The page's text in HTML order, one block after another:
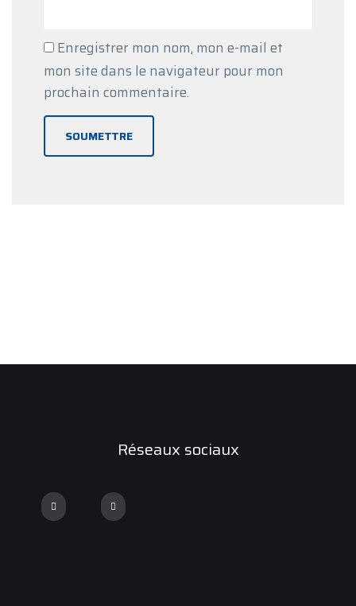
Enregistrer mon nom, mon e-mail et
mon site dans le navigateur pour mon
prochain commentaire.
Réseaux sociaux